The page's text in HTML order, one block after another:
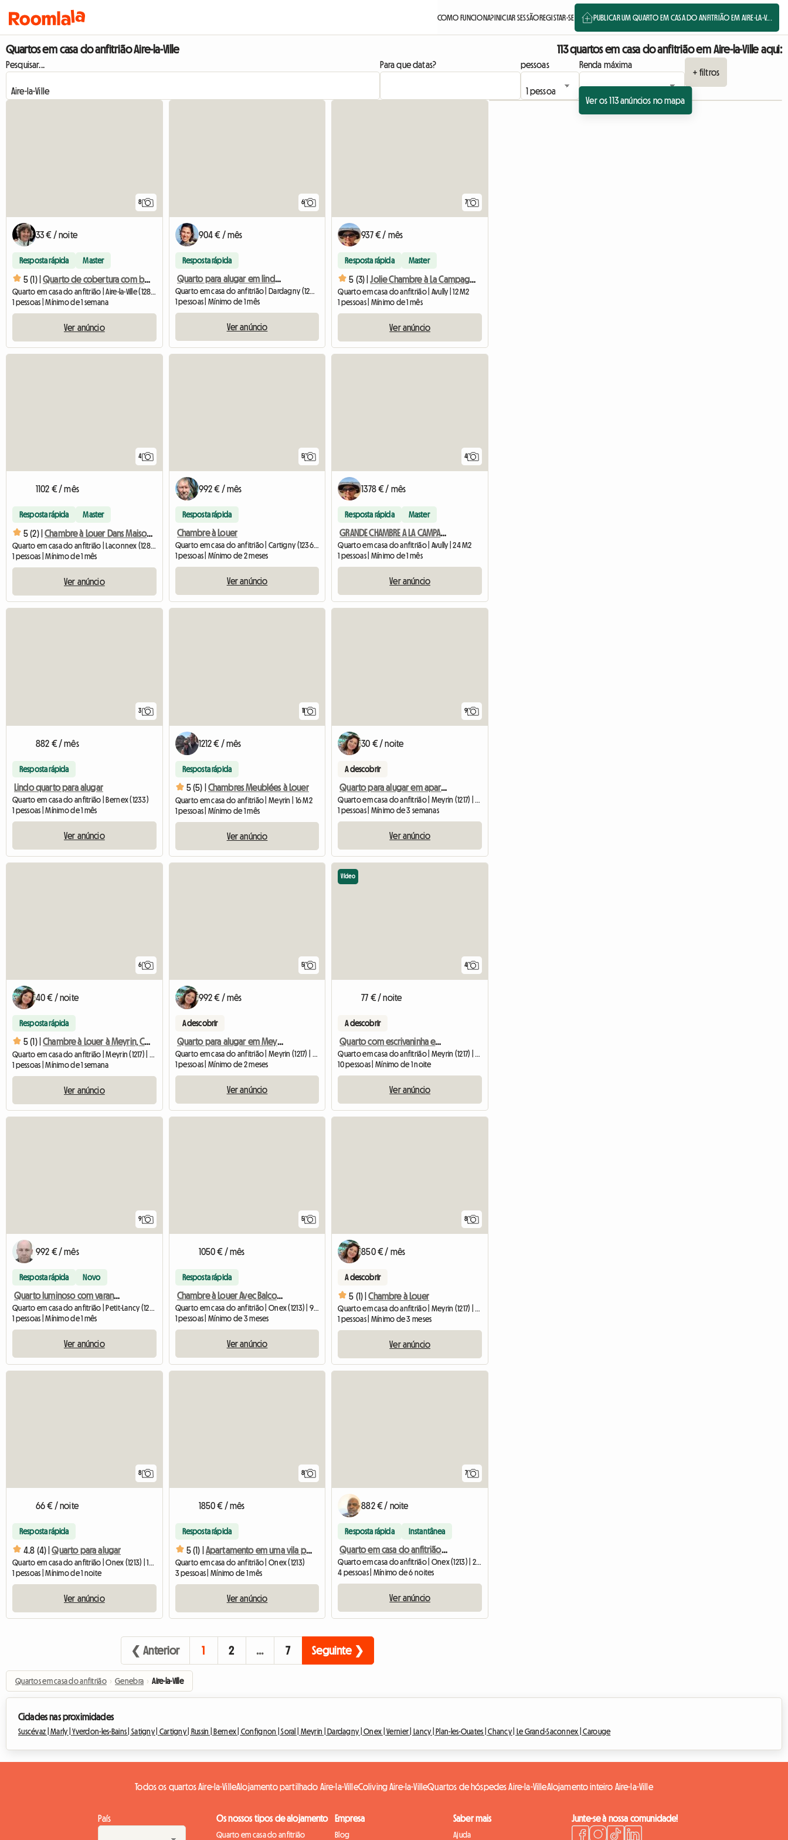
COMO FUNCIONA?INICIAR SESSÃOREGISTAR-SE PUBLICAR UM QUARTO EM CASA DO ANFITRIÃO EM AIRE-LA-V...
Quartos em casa do anfitrião Aire-la-Ville 113 quartos em casa do anfitrião em Aire-la-Ville aqui:
Pesquisar... Para que datas? pessoas
Renda máxima
+ filtros
Ver os 113 anúncios no mapa
8
33 € / noite
Resposta rápida Master
5 (1) | Quarto de cobertura com banheiro privativo, 20 m²
Quarto em casa do anfitrião | Aire-la-Ville (1288) | 20 M2
1 pessoas | Mínimo de 1 semana
Ver anúncio
6
904 € / mês
Resposta rápida
Quarto para alugar em linda casa com jardim
Quarto em casa do anfitrião | Dardagny (1283) | 12 M2
1 pessoas | Mínimo de 1 mês
Ver anúncio
7
937 € / mês
Resposta rápida Master
5 (3) | Jolie Chambre à La Campagne
Quarto em casa do anfitrião | Avully | 12 M2
1 pessoas | Mínimo de 1 mês
Ver anúncio
4
1102 € / mês
Resposta rápida Master
5 (2) | Chambre à Louer Dans Maison De Village
Quarto em casa do anfitrião | Laconnex (1287) | 23 M2
1 pessoas | Mínimo de 1 mês
Ver anúncio
5
992 € / mês
Resposta rápida
Chambre à Louer
Quarto em casa do anfitrião | Cartigny (1236) | 15 M2
1 pessoas | Mínimo de 2 meses
Ver anúncio
4
1378 € / mês
Resposta rápida Master
GRANDE CHAMBRE A LA CAMPAGNE
Quarto em casa do anfitrião | Avully | 24 M2
1 pessoas | Mínimo de 1 mês
Ver anúncio
3
882 € / mês
Resposta rápida
Lindo quarto para alugar
Quarto em casa do anfitrião | Bernex (1233)
1 pessoas | Mínimo de 1 mês
Ver anúncio
11
1212 € / mês
Resposta rápida
5 (5) | Chambres Meublées à Louer
Quarto em casa do anfitrião | Meyrin | 16 M2
1 pessoas | Mínimo de 1 mês
Ver anúncio
9
30 € / noite
A descobrir
Quarto para alugar em apartamento
1 pessoas | Mínimo de 3 semanas
Ver anúncio
6
40 € / noite
Resposta rápida
5 (1) | Chambre à Louer à Meyrin, Cuisine Et Salle De Bain à Partage
Quarto em casa do anfitrião | Meyrin (1217) | 16 M2
1 pessoas | Mínimo de 1 semana
Ver anúncio
5
992 € / mês
A descobrir
Quarto para alugar em Meyrin/Genebra
Quarto em casa do anfitrião | Meyrin (1217) | 16 M2
1 pessoas | Mínimo de 2 meses
Ver anúncio
4
Vídeo
77 € / noite
A descobrir
Quarto com escrivaninha em confortável apartamento de 4 cômodos
Quarto em casa do anfitrião | Meyrin (1217) | 20 M2
10 pessoas | Mínimo de 1 noite
Ver anúncio
9
992 € / mês
Resposta rápida Novo
Quarto luminoso com varanda
Quarto em casa do anfitrião | Petit-Lancy (1213) | 20 M2
1 pessoas | Mínimo de 1 mês
Ver anúncio
5
1050 € / mês
Resposta rápida
Chambre à Louer Avec Balcons, Partage Cuisine Et Salon
Quarto em casa do anfitrião | Onex (1213) | 9 M2
1 pessoas | Mínimo de 3 meses
Ver anúncio
8
850 € / mês
A descobrir
5 (1) | Chambre à Louer
Quarto em casa do anfitrião | Meyrin (1217) | 16 M2
1 pessoas | Mínimo de 3 meses
Ver anúncio
8
66 € / noite
Resposta rápida
4.8 (4) | Quarto para alugar
Quarto em casa do anfitrião | Onex (1213) | 16 M2
1 pessoas | Mínimo de 1 noite
Ver anúncio
8
1850 € / mês
Resposta rápida
5 (1) | Apartamento em uma vila perto de Genebra
Quarto em casa do anfitrião | Onex (1213)
3 pessoas | Mínimo de 1 mês
Ver anúncio
7
882 € / noite
Resposta rápida Instantânea
Quarto em casa do anfitrião em alojamento partilhado
Quarto em casa do anfitrião | Onex (1213) | 22 M2
4 pessoas | Mínimo de 6 noites
Ver anúncio
❮ Anterior 1 2 … 7 Seguinte ❯
Quartos em casa do anfitrião › Genebra › Aire-la-Ville
Cidades nas proximidades
Suscévaz |Marly |Yverdon-les-Bains | Satigny | Cartigny | Russin | Bernex | Confignon |Soral | Meyrin | Dardagny |Onex |Vernier | Lancy | Plan-les-Ouates |Chancy | Le Grand-Saconnex |Carouge
Todos os quartos Aire-la-VilleAlojamento partilhado Aire-la-VilleColiving Aire-la-VilleQuartos de hóspedes Aire-la-VilleAlojamento inteiro Aire-la-Ville
País Os nossos tipos de alojamento
Quarto em casa do anfitrião
Empresa
Blog
Saber mais
Ajuda
Junte-se à nossa comunidade!